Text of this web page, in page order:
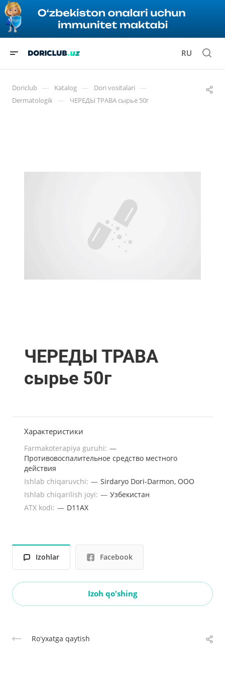
RU
Doriclub — Katalog — Dori vositalari —
Dermatologik — ЧЕРЕДЫ ТРАВА сырье 50г
ЧЕРЕДЫ ТРАВА
сырье 50г
Характеристики
Farmakoterapiya guruhi: —
Противовоспалительное средство местного
действия
Ishlab chiqaruvchi: — Sirdaryo Dori-Darmon, OOO
Ishlab chiqarilish joyi: — Узбекистан
ATX kodi: — D11AX
Izohlar Facebook
Izoh qo'shing
Roʻyxatga qaytish